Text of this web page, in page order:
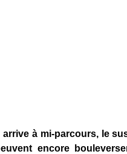
à mi-parcours, le
encore